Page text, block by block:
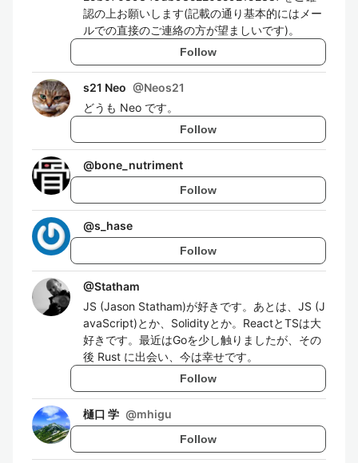
認の上お願いします(記載の通り基本的にはメー
ルでの直接のご連絡の方が望ましいです)。
Follow
s21 Neo @Neos21
どうも Neo です。
Follow
@bone_nutriment
Follow
@s_hase
Follow
@Statham
JS (Jason Statham)が好きです。あとは、JS (J
avaScript)とか、Solidityとか。ReactとTSは大
好きです。最近はGoを少し触りましたが、その
後 Rust に出会い、今は幸せです。
Follow
樋口 学 @mhigu
Follow